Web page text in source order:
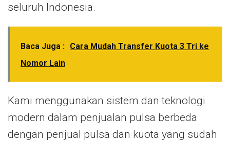
seluruh Indonesia.
Baca Juga : Cara Mudah Transfer Kuota 3 Tri ke
Nomor Lain
Kami menggunakan sistem dan teknologi
modern dalam penjualan pulsa berbeda
dengan penjual pulsa dan kuota yang sudah